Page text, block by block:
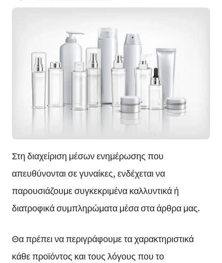
Στη διαχείριση μέσων ενημέρωσης που
απευθύνονται σε γυναίκες, ενδέχεται να
παρουσιάζουμε συγκεκριμένα καλλυντικά ή
διατροφικά συμπληρώματα μέσα στα άρθρα μας.
Θα πρέπει να περιγράφουμε τα χαρακτηριστικά
κάθε προϊόντος και τους λόγους που το